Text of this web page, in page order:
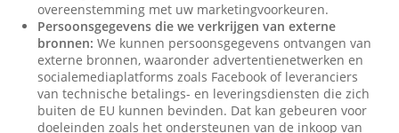
overeenstemming met uw marketingvoorkeuren.
Persoonsgegevens die we verkrijgen van externe
bronnen: We kunnen persoonsgegevens ontvangen van
externe bronnen, waaronder advertentienetwerken en
socialemediaplatforms zoals Facebook of leveranciers
van technische betalings- en leveringsdiensten die zich
buiten de EU kunnen bevinden. Dat kan gebeuren voor
doeleinden zoals het ondersteunen van de inkoop van